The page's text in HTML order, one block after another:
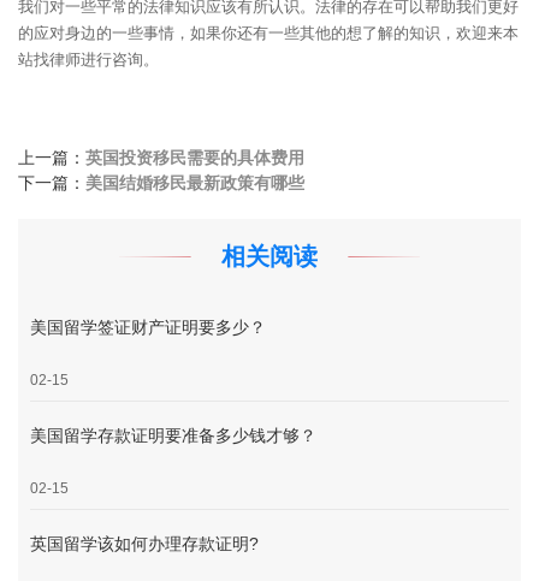
我们对一些平常的法律知识应该有所认识。法律的存在可以帮助我们更好
的应对身边的一些事情，如果你还有一些其他的想了解的知识，欢迎来本
站找律师进行咨询。
上一篇： 英国投资移民需要的具体费用
下一篇： 美国结婚移民最新政策有哪些
相关阅读
美国留学签证财产证明要多少？
02-15
美国留学存款证明要准备多少钱才够？
02-15
英国留学该如何办理存款证明?